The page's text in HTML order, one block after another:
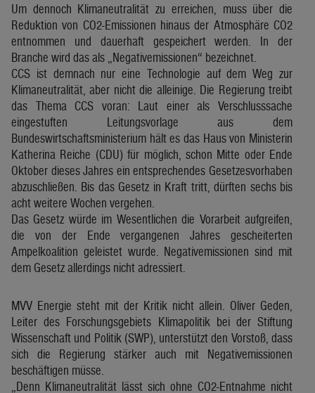
Um dennoch Klimaneutralität zu erreichen, muss über die
Reduktion von CO2-Emissionen hinaus der Atmosphäre CO2
entnommen und dauerhaft gespeichert werden. In der
Branche wird das als „Negativemissionen“ bezeichnet.
CCS ist demnach nur eine Technologie auf dem Weg zur
Klimaneutralität, aber nicht die alleinige. Die Regierung treibt
das Thema CCS voran: Laut einer als Verschlusssache
eingestuften Leitungsvorlage aus dem
Bundeswirtschaftsministerium hält es das Haus von Ministerin
Katherina Reiche (CDU) für möglich, schon Mitte oder Ende
Oktober dieses Jahres ein entsprechendes Gesetzesvorhaben
abzuschließen. Bis das Gesetz in Kraft tritt, dürften sechs bis
acht weitere Wochen vergehen.
Das Gesetz würde im Wesentlichen die Vorarbeit aufgreifen,
die von der Ende vergangenen Jahres gescheiterten
Ampelkoalition geleistet wurde. Negativemissionen sind mit
dem Gesetz allerdings nicht adressiert.
MVV Energie steht mit der Kritik nicht allein. Oliver Geden,
Leiter des Forschungsgebiets Klimapolitik bei der Stiftung
Wissenschaft und Politik (SWP), unterstützt den Vorstoß, dass
sich die Regierung stärker auch mit Negativemissionen
beschäftigen müsse.
„Denn Klimaneutralität lässt sich ohne CO2-Entnahme nicht